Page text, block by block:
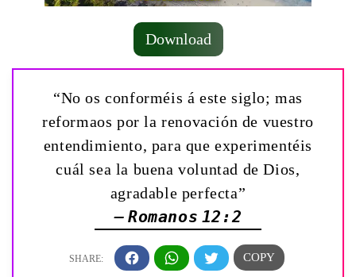
Download
“No os conforméis á este siglo; mas
reformaos por la renovación de vuestro
entendimiento, para que experimentéis
cuál sea la buena voluntad de Dios,
agradable perfecta”
— Romanos 12:2